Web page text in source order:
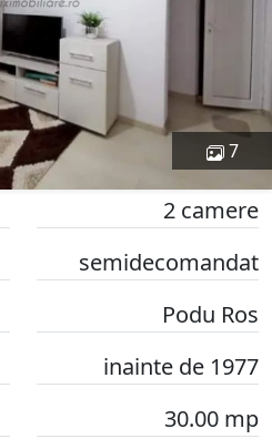
7
2 camere
semidecomandat
Podu Ros
inainte de 1977
30.00 mp